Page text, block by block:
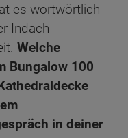
es wortwörtlich
Indach-
Welche
Bungalow 100
in deiner